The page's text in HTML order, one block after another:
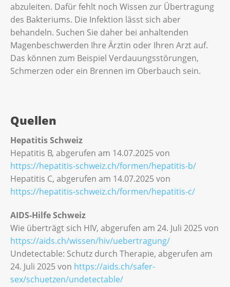
abzuleiten. Dafür fehlt noch Wissen zur Übertragung
des Bakteriums. Die Infektion lässt sich aber
behandeln. Suchen Sie daher bei anhaltenden
Magenbeschwerden Ihre Ärztin oder Ihren Arzt auf.
Das können zum Beispiel Verdauungsstörungen,
Schmerzen oder ein Brennen im Oberbauch sein.
Quellen
Hepatitis Schweiz
Hepatitis B, abgerufen am 14.07.2025 von
https://hepatitis-schweiz.ch/formen/hepatitis-b/
Hepatitis C, abgerufen am 14.07.2025 von
https://hepatitis-schweiz.ch/formen/hepatitis-c/
AIDS-Hilfe Schweiz
Wie überträgt sich HIV, abgerufen am 24. Juli 2025 von
https://aids.ch/wissen/hiv/uebertragung/
Undetectable: Schutz durch Therapie, abgerufen am
24. Juli 2025 von https://aids.ch/safer-
sex/schuetzen/undetectable/